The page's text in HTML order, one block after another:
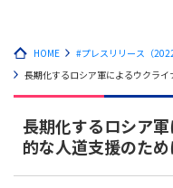
HOME
#プレスリリース（2022
長期化するロシア軍によるウクラ
長期化するロシア
的な人道支援のた